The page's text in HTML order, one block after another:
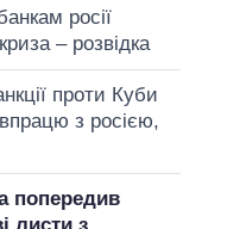
росії
– розвідка
проти Куби
з росією,
попередив